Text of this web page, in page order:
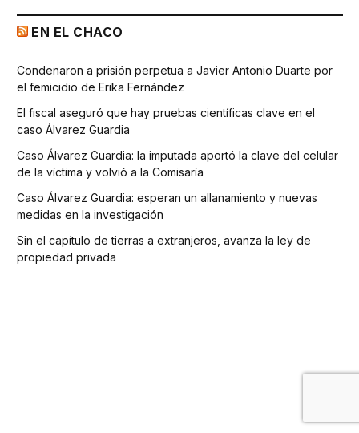
EN EL CHACO
Condenaron a prisión perpetua a Javier Antonio Duarte por
el femicidio de Erika Fernández
El fiscal aseguró que hay pruebas científicas clave en el
caso Álvarez Guardia
Caso Álvarez Guardia: la imputada aportó la clave del celular
de la víctima y volvió a la Comisaría
Caso Álvarez Guardia: esperan un allanamiento y nuevas
medidas en la investigación
Sin el capítulo de tierras a extranjeros, avanza la ley de
propiedad privada